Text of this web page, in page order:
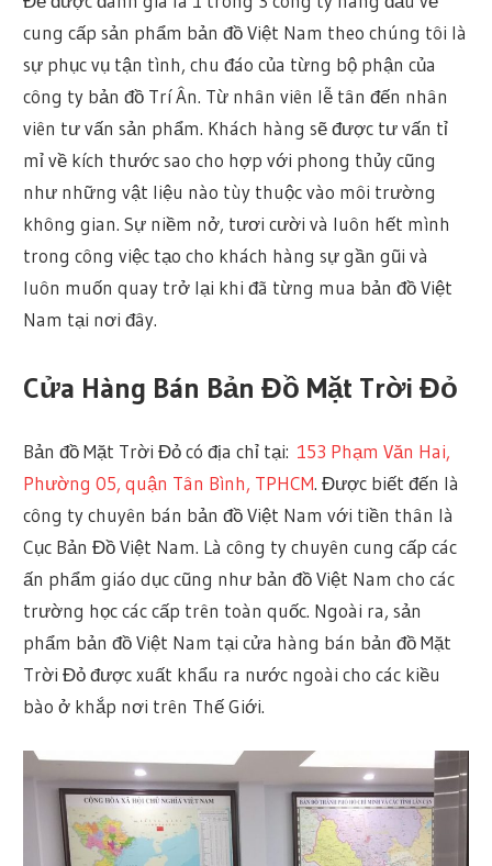
cung cấp sản phẩm bản đồ Việt Nam theo chúng tôi là
sự phục vụ tận tình, chu đáo của từng bộ phận của
công ty bản đồ Trí Ân. Từ nhân viên lễ tân đến nhân
viên tư vấn sản phẩm. Khách hàng sẽ được tư vấn tỉ
mỉ về kích thước sao cho hợp với phong thủy cũng
như những vật liệu nào tùy thuộc vào môi trường
không gian. Sự niềm nở, tươi cười và luôn hết mình
trong công việc tạo cho khách hàng sự gần gũi và
luôn muốn quay trở lại khi đã từng mua bản đồ Việt
Nam tại nơi đây.
Cửa Hàng Bán Bản Đồ Mặt Trời Đỏ
Bản đồ Mặt Trời Đỏ có địa chỉ tại: 153 Phạm Văn Hai,
Phường 05, quận Tân Bình, TPHCM. Được biết đến là
công ty chuyên bán bản đồ Việt Nam với tiền thân là
Cục Bản Đồ Việt Nam. Là công ty chuyên cung cấp các
ấn phẩm giáo dục cũng như bản đồ Việt Nam cho các
trường học các cấp trên toàn quốc. Ngoài ra, sản
phẩm bản đồ Việt Nam tại cửa hàng bán bản đồ Mặt
Trời Đỏ được xuất khẩu ra nước ngoài cho các kiều
bào ở khắp nơi trên Thế Giới.